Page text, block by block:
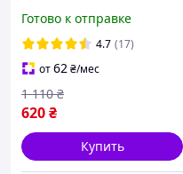
ультратонкие необычные
микс ван разные выбор
Готово к отправке
4.7 (17)
от62₴/мес
620₴
1 110 ₴
Купить